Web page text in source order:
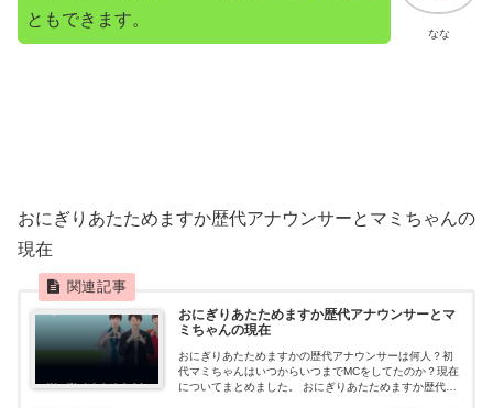
なな
ともできます。
おにぎりあたためますか歴代アナウンサーとマミちゃんの
現在
おにぎりあたためますか歴代アナウンサーとマ
ミちゃんの現在
おにぎりあたためますかの歴代アナウンサーは何人？初
代マミちゃんはいつからいつまでMCをしてたのか？現在
についてまとめました。 おにぎりあたためますか歴代ア